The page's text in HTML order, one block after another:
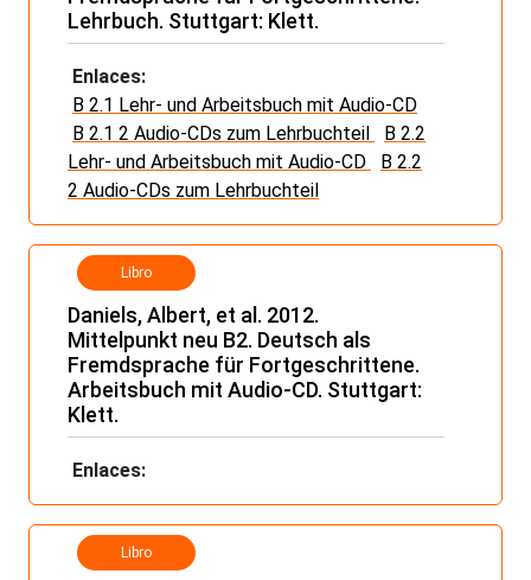
Lehrbuch. Stuttgart: Klett.
Enlaces:
B 2.1 Lehr- und Arbeitsbuch mit Audio-CD
B 2.1 2 Audio-CDs zum Lehrbuchteil
B 2.2
Lehr- und Arbeitsbuch mit Audio-CD
B 2.2
2 Audio-CDs zum Lehrbuchteil
Libro
Daniels, Albert, et al. 2012.
Mittelpunkt neu B2. Deutsch als
Fremdsprache für Fortgeschrittene.
Arbeitsbuch mit Audio-CD. Stuttgart:
Klett.
Enlaces:
Libro